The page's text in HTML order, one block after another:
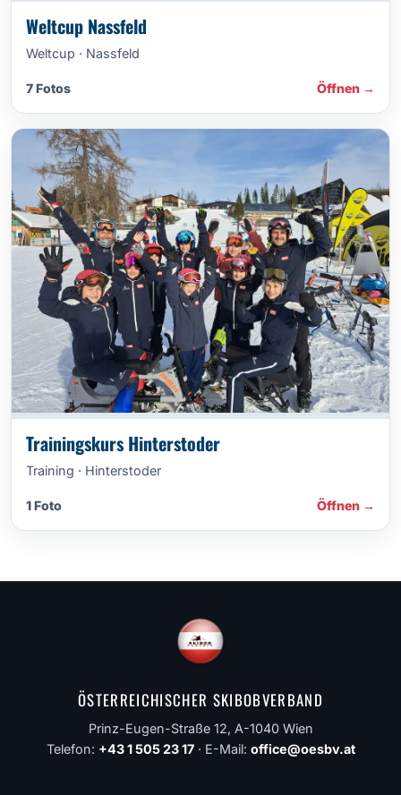
Weltcup Nassfeld
Weltcup · Nassfeld
7 Fotos Öffnen →
Trainingskurs Hinterstoder
Training · Hinterstoder
1 Foto Öffnen →
ÖSTERREICHISCHER SKIBOBVERBAND
Prinz-Eugen-Straße 12, A-1040 Wien
Telefon: +43 1 505 23 17· E-Mail: office@oesbv.at